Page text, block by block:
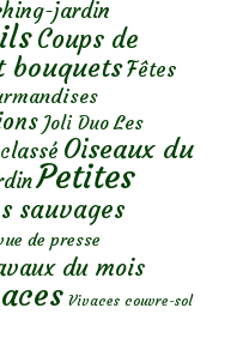
jardin
Coups de
bouquetsFêtes
Joli Duo Les
Oiseaux du
Petites
sauvages
de presse
du mois
Vivaces couvre-sol